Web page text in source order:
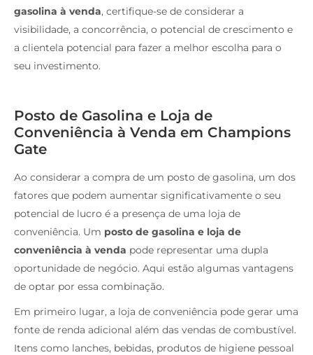
gasolina à venda, certifique-se de considerar a
visibilidade, a concorrência, o potencial de crescimento e
a clientela potencial para fazer a melhor escolha para o
seu investimento.
Posto de Gasolina e Loja de
Conveniência à Venda em Champions
Gate
Ao considerar a compra de um posto de gasolina, um dos
fatores que podem aumentar significativamente o seu
potencial de lucro é a presença de uma loja de
conveniência. Um posto de gasolina e loja de
conveniência à venda pode representar uma dupla
oportunidade de negócio. Aqui estão algumas vantagens
de optar por essa combinação.
Em primeiro lugar, a loja de conveniência pode gerar uma
fonte de renda adicional além das vendas de combustível.
Itens como lanches, bebidas, produtos de higiene pessoal